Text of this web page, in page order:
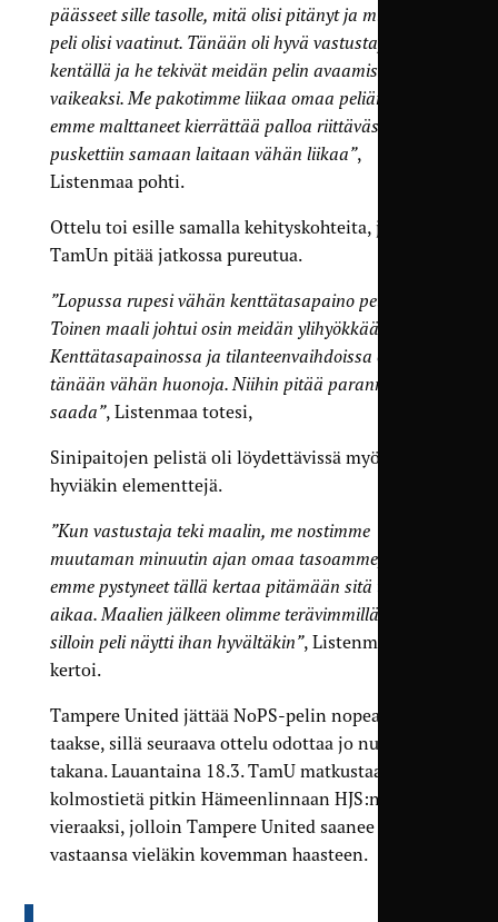
päässeet sille tasolle, mitä olisi pitänyt ja mitä tämä
peli olisi vaatinut. Tänään oli hyvä vastustaja
kentällä ja he tekivät meidän pelin avaamisen tosi
vaikeaksi. Me pakotimme liikaa omaa peliämme,
emme malttaneet kierrättää palloa riittävästi ja
puskettiin samaan laitaan vähän liikaa”,
Listenmaa pohti.
Ottelu toi esille samalla kehityskohteita, joihin
TamUn pitää jatkossa pureutua.
”Lopussa rupesi vähän kenttätasapaino pettämään.
Toinen maali johtui osin meidän ylihyökkäämisestä.
Kenttätasapainossa ja tilanteenvaihdoissa olimme
tänään vähän huonoja. Niihin pitää parannusta
saada”, Listenmaa totesi,
Sinipaitojen pelistä oli löydettävissä myös joitain
hyviäkin elementtejä.
”Kun vastustaja teki maalin, me nostimme
muutaman minuutin ajan omaa tasoamme, mutta
emme pystyneet tällä kertaa pitämään sitä täyttä
aikaa. Maalien jälkeen olimme terävimmillään ja
silloin peli näytti ihan hyvältäkin”, Listenmaa
kertoi.
Tampere United jättää NoPS-pelin nopeasti
taakse, sillä seuraava ottelu odottaa jo nurkan
takana. Lauantaina 18.3. TamU matkustaa
kolmostietä pitkin Hämeenlinnaan HJS:n
vieraaksi, jolloin Tampere United saanee
vastaansa vieläkin kovemman haasteen.